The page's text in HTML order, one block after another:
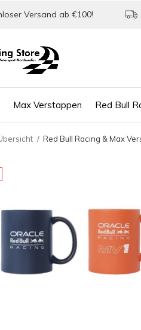
Max Verstappen Red Bull
Versand ab €100!
Red Bull Racing & Max